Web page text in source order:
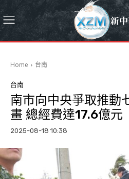
Home 台南
台南
南市向中央爭取推動
畫 總經費達17.6億元
2025-08-18 10:38